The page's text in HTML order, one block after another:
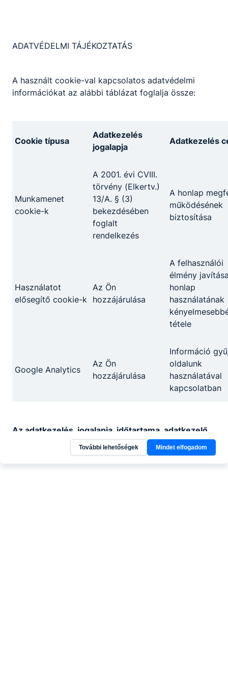
ADATVÉDELMI TÁJÉKOZTATÁS
A használt cookie-val kapcsolatos adatvédelmi
információkat az alábbi táblázat foglalja össze:
Cookie típusa
Adatkezelés
jogalapja
Adatkezelés
Munkamenet
cookie-k
A 2001. évi CVIII.
törvény (Elkertv.)
13/A. § (3)
bekezdésében
foglalt
rendelkezés
A honlap
működésének
biztosítása
Használatot
elősegítő cookie-k
Az Ön
hozzájárulása
A felhasználói
élmény
honlap
használatának
tétele
Google Analytics
Az Ön
hozzájárulása
Információ
oldalunk
használatával
kapcsolatban
Az adatkezelés, jogalapja, időtartama, adatkezelő
személye, érintett jogai
A cookie-k használatakor alkalmazott
További lehetőségek Mindet elfogadom